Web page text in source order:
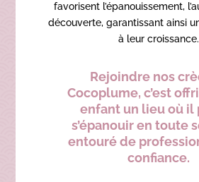
favorisent l’épanouissement,
découverte, garantissant ainsi
à leur croissance.
Rejoindre nos
Cocoplume, c’est
enfant un lieu où il
s’épanouir en toute
entouré de
confiance.